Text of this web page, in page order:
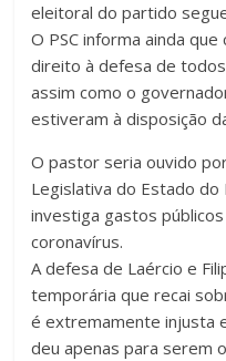
eleitoral do partido
O PSC informa ainda
direito à defesa de
assim como o
estiveram à disposição
O pastor seria ouvido
Legislativa do Estado do
investiga gastos
coronavírus.
A defesa de Laércio e
temporária que recai
é extremamente injusta
deu apenas para serem